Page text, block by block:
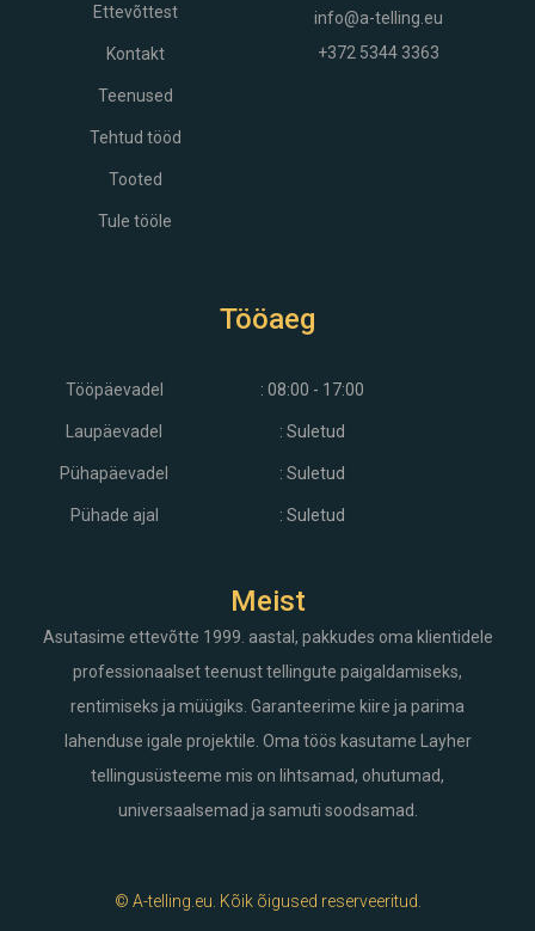
Ettevõttest
Kontakt
Teenused
Tehtud tööd
Tooted
Tule tööle
info@a-telling.eu
+372 5344 3363
Tööaeg
Tööpäevadel
Laupäevadel
Pühapäevadel
Pühade ajal
: 08:00 - 17:00
: Suletud
: Suletud
: Suletud
Meist
Asutasime ettevõtte 1999. aastal, pakkudes oma klientidele
professionaalset teenust tellingute paigaldamiseks,
rentimiseks ja müügiks. Garanteerime kiire ja parima
lahenduse igale projektile. Oma töös kasutame Layher
tellingusüsteeme mis on lihtsamad, ohutumad,
universaalsemad ja samuti soodsamad.
© A-telling.eu. Kõik õigused reserveeritud.